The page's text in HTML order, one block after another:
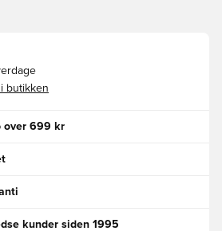
butikken
over 699 kr
kunder siden 1995